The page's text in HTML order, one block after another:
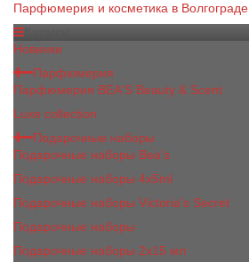
Парфюмерия и косметика в Волгограде
Новинки
Парфюмерия
Парфюмерия BEA'S Beauty & Scent
Luxe collection
Подарочные наборы
Подарочные наборы Bea's
Подарочные наборы 4х5ml
Подарочные наборы Victoria's Secret
Подарочные наборы
Подарочные наборы 2x15 мл